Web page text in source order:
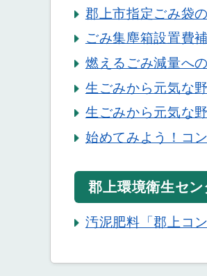
郡上市指定ごみ袋
ごみ集塵箱設置費
燃えるごみ減量へ
生ごみから元気な
生ごみから元気な
始めてみよう！コ
郡上環境衛生セン
汚泥肥料「郡上コ